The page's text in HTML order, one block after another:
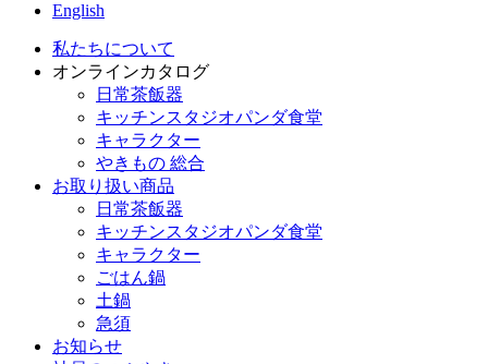
English
私たちについて
オンラインカタログ
日常茶飯器
キッチンスタジオパンダ食堂
キャラクター
やきもの 総合
お取り扱い商品
日常茶飯器
キッチンスタジオパンダ食堂
キャラクター
ごはん鍋
土鍋
急須
お知らせ